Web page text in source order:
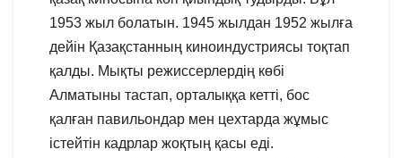
1953 жыл болатын. 1945 жылдан 1952 жылға
дейін Қазақстанның киноиндустриясы тоқтап
қалды. Мықты режиссерлердің көбі
Алматыны тастап, орталыққа кетті, бос
қалған павильондар мен цехтарда жұмыс
істейтін кадрлар жоқтың қасы еді.